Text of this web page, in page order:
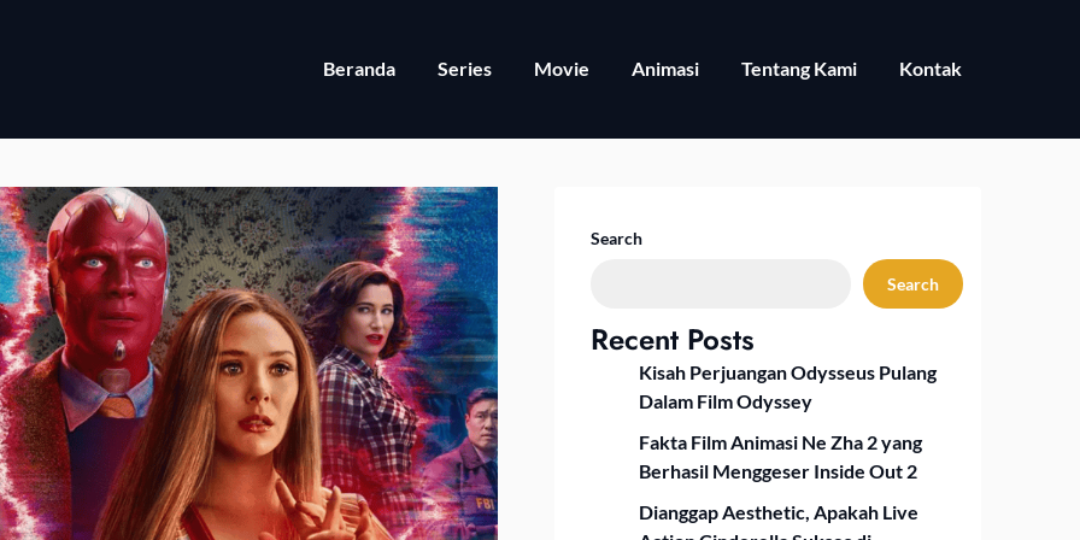
Beranda Series Movie Animasi Tentang Kami Kontak
Search
Search
Recent Posts
Kisah Perjuangan Odysseus Pulang
Dalam Film Odyssey
Fakta Film Animasi Ne Zha 2 yang
Berhasil Menggeser Inside Out 2
Dianggap Aesthetic, Apakah Live